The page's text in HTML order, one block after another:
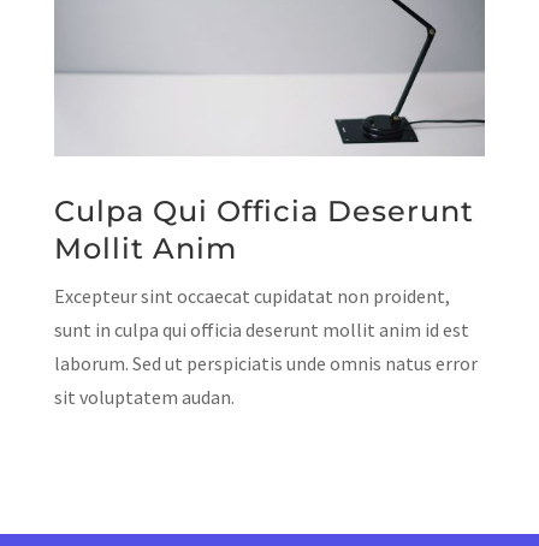
Culpa Qui Officia Deserunt
Mollit Anim
Excepteur sint occaecat cupidatat non proident,
sunt in culpa qui officia deserunt mollit anim id est
laborum. Sed ut perspiciatis unde omnis natus error
sit voluptatem audan.